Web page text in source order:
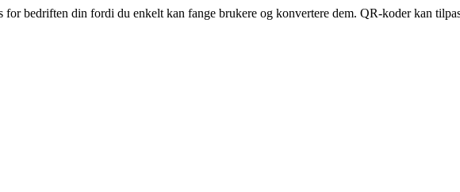
bedriften din fordi du enkelt kan fange brukere og konvertere dem. QR-koder kan